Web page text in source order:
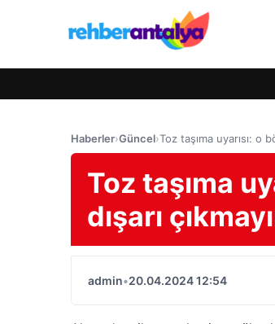
Haberler›Güncel›Toz taşıma uyarısı: o
Toz taşıma
dışarı
admin•20.04.2024 12:54